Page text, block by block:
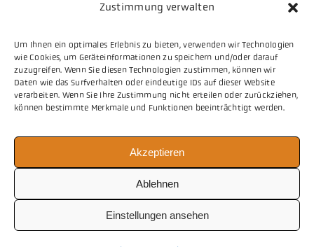
Zustimmung verwalten
Um Ihnen ein optimales Erlebnis zu bieten, verwenden wir Technologien
wie Cookies, um Geräteinformationen zu speichern und/oder darauf
zuzugreifen. Wenn Sie diesen Technologien zustimmen, können wir
Daten wie das Surfverhalten oder eindeutige IDs auf dieser Website
verarbeiten. Wenn Sie Ihre Zustimmung nicht erteilen oder zurückziehen,
können bestimmte Merkmale und Funktionen beeinträchtigt werden.
Akzeptieren
Ablehnen
Einstellungen ansehen
Bundes-Arbeitsgemeinschaft
der Kommunalen IT-Dienstleister e.V.
Charlottenstraße 65
10117 Berlin
Tel.030 2063 156 0
info@vitako.de